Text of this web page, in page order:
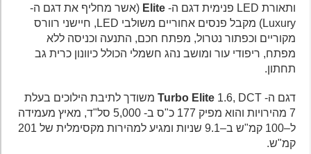
ותאורת LED פנימית דגם ה-
Elite (אשר מחליף את דגם ה-
Luxury) מקבל פנסים אחוריים משולבי LED, חיישני רוורס
מקוריים וכפתור נטרול, מפתח חכם, התנעה וכניסה ללא
מפתח, ריפודי עור ומושב נהג חשמלי הכולל כיוונון כרית גב
תחתון.
דגם ה- Turbo Elite1.6, DCT משודך לתיבת הילוכים בעלת
7 מהירויות והוא מפיק 177 כ"ס ב- 5,000 סל"ד, מאיץ מעמידה
ל–100 קמ"ש ב–9.1 שניות ומגיע למהירות מקסימלית של 201
קמ"ש.